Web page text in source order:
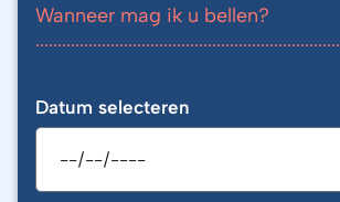
Wanneer mag ik u bellen?
Datum selecteren